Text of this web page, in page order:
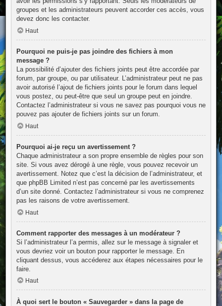
groupes et les administrateurs peuvent accorder ces accès, vous
devez donc les contacter.
Haut
Pourquoi ne puis-je pas joindre des fichiers à mon
message ?
La possibilité d’ajouter des fichiers joints peut être accordée par
forum, par groupe, ou par utilisateur. L’administrateur peut ne pas
avoir autorisé l’ajout de fichiers joints pour le forum dans lequel
vous postez, ou peut-être que seul un groupe peut en joindre.
Contactez l’administrateur si vous ne savez pas pourquoi vous ne
pouvez pas ajouter de fichiers joints sur un forum.
Haut
Pourquoi ai-je reçu un avertissement ?
Chaque administrateur a son propre ensemble de règles pour son
site. Si vous avez dérogé à une règle, vous pouvez recevoir un
avertissement. Notez que c’est la décision de l’administrateur, et
que phpBB Limited n’est pas concerné par les avertissements
d’un site donné. Contactez l’administrateur si vous ne comprenez
pas les raisons de votre avertissement.
Haut
Comment rapporter des messages à un modérateur ?
Si l’administrateur l’a permis, allez sur le message à signaler et
vous devriez voir un bouton pour rapporter le message. En
cliquant dessus, vous accéderez aux étapes nécessaires pour le
faire.
Haut
À quoi sert le bouton « Sauvegarder » dans la page de